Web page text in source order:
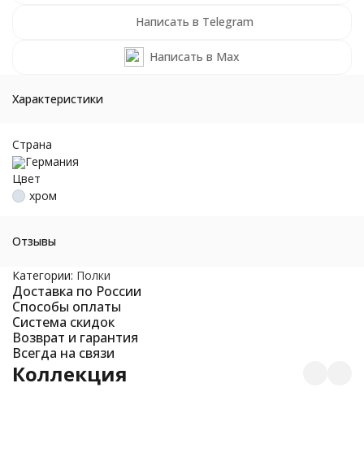
Написать в Telegram
Написать в Max
Характеристики
Страна
Германия
Цвет
хром
Отзывы
Категории: Полки
Доставка по России
Способы оплаты
Система скидок
Возврат и гарантия
Всегда на связи
Коллекция